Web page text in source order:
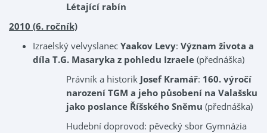
Létající rabín
2010 (6. ročník)
Izraelský velvyslanec Yaakov Levy: Význam života a
díla T.G. Masaryka z pohledu Izraele (přednáška)
Právník a historik Josef Kramář: 160. výročí
narození TGM a jeho působení na Valašsku
jako poslance Říšského Sněmu (přednáška)
Hudební doprovod: pěvecký sbor Gymnázia